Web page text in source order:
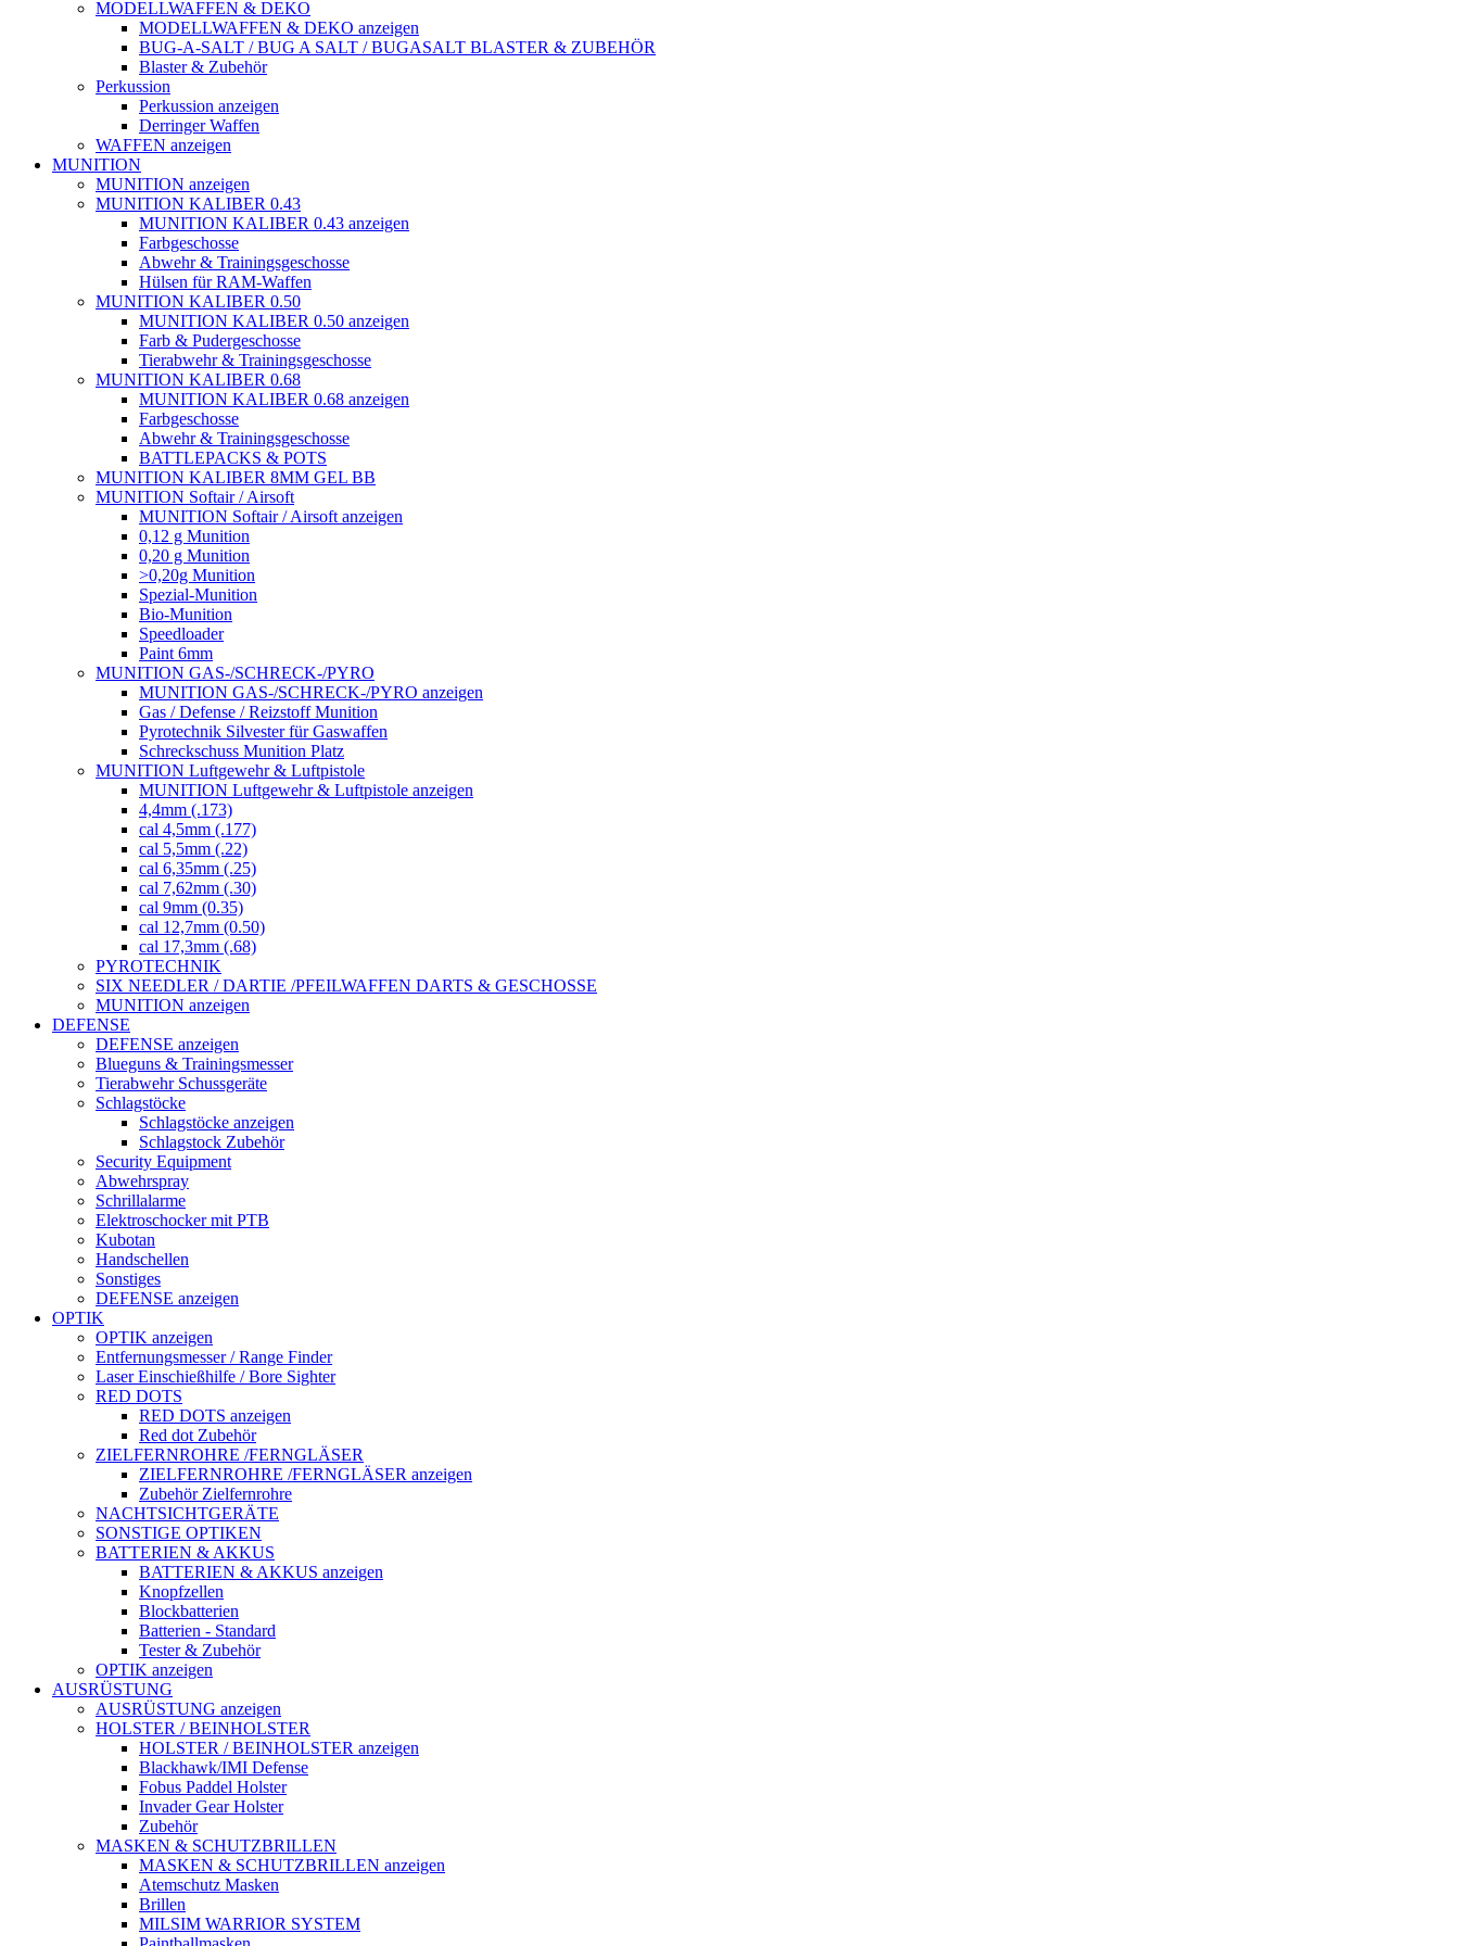
MODELLWAFFEN & DEKO
MODELLWAFFEN & DEKO anzeigen
BUG-A-SALT / BUG A SALT / BUGASALT BLASTER & ZUBEHÖR
Blaster & Zubehör
Perkussion
Perkussion anzeigen
Derringer Waffen
WAFFEN anzeigen
MUNITION
MUNITION anzeigen
MUNITION KALIBER 0.43
MUNITION KALIBER 0.43 anzeigen
Farbgeschosse
Abwehr & Trainingsgeschosse
Hülsen für RAM-Waffen
MUNITION KALIBER 0.50
MUNITION KALIBER 0.50 anzeigen
Farb & Pudergeschosse
Tierabwehr & Trainingsgeschosse
MUNITION KALIBER 0.68
MUNITION KALIBER 0.68 anzeigen
Farbgeschosse
Abwehr & Trainingsgeschosse
BATTLEPACKS & POTS
MUNITION KALIBER 8MM GEL BB
MUNITION Softair / Airsoft
MUNITION Softair / Airsoft anzeigen
0,12 g Munition
0,20 g Munition
>0,20g Munition
Spezial-Munition
Bio-Munition
Speedloader
Paint 6mm
MUNITION GAS-/SCHRECK-/PYRO
MUNITION GAS-/SCHRECK-/PYRO anzeigen
Gas / Defense / Reizstoff Munition
Pyrotechnik Silvester für Gaswaffen
Schreckschuss Munition Platz
MUNITION Luftgewehr & Luftpistole
MUNITION Luftgewehr & Luftpistole anzeigen
4,4mm (.173)
cal 4,5mm (.177)
cal 5,5mm (.22)
cal 6,35mm (.25)
cal 7,62mm (.30)
cal 9mm (0.35)
cal 12,7mm (0.50)
cal 17,3mm (.68)
PYROTECHNIK
SIX NEEDLER / DARTIE /PFEILWAFFEN DARTS & GESCHOSSE
MUNITION anzeigen
DEFENSE
DEFENSE anzeigen
Blueguns & Trainingsmesser
Tierabwehr Schussgeräte
Schlagstöcke
Schlagstöcke anzeigen
Schlagstock Zubehör
Security Equipment
Abwehrspray
Schrillalarme
Elektroschocker mit PTB
Kubotan
Handschellen
Sonstiges
DEFENSE anzeigen
OPTIK
OPTIK anzeigen
Entfernungsmesser / Range Finder
Laser Einschießhilfe / Bore Sighter
RED DOTS
RED DOTS anzeigen
Red dot Zubehör
ZIELFERNROHRE /FERNGLÄSER
ZIELFERNROHRE /FERNGLÄSER anzeigen
Zubehör Zielfernrohre
NACHTSICHTGERÄTE
SONSTIGE OPTIKEN
BATTERIEN & AKKUS
BATTERIEN & AKKUS anzeigen
Knopfzellen
Blockbatterien
Batterien - Standard
Tester & Zubehör
OPTIK anzeigen
AUSRÜSTUNG
AUSRÜSTUNG anzeigen
HOLSTER / BEINHOLSTER
HOLSTER / BEINHOLSTER anzeigen
Blackhawk/IMI Defense
Fobus Paddel Holster
Invader Gear Holster
Zubehör
MASKEN & SCHUTZBRILLEN
MASKEN & SCHUTZBRILLEN anzeigen
Atemschutz Masken
Brillen
MILSIM WARRIOR SYSTEM